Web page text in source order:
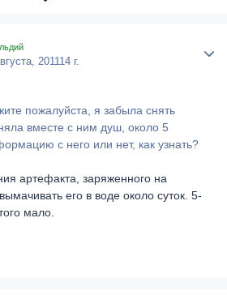
201114 г.
пожалуйста, я забыла снять
вместе с ним душ, около 5
с него или нет, как узнать?
артефакта, заряженного на
его в воде около суток. 5-
мало.